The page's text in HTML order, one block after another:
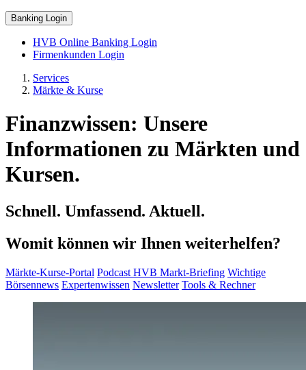
Banking Login
HVB Online Banking Login
Firmenkunden Login
Services
Märkte & Kurse
Finanzwissen: Unsere
Informationen zu Märkten und
Kursen.
Schnell. Umfassend. Aktuell.
Womit können wir Ihnen weiterhelfen?
Märkte-Kurse-Portal Podcast HVB Markt-Briefing Wichtige
Börsennews Expertenwissen Newsletter Tools & Rechner